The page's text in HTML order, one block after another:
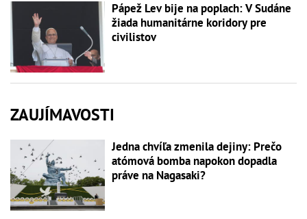
Pápež Lev bije na poplach: V Sudáne
žiada humanitárne koridory pre
civilistov
ZAUJÍMAVOSTI
Jedna chvíľa zmenila dejiny: Prečo
atómová bomba napokon dopadla
práve na Nagasaki?